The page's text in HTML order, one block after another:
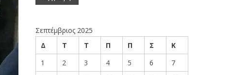
Σεπτέμβριος 2025
Δ
Τ Τ Π Π Σ
Κ
1
2 3 4 5 6
7